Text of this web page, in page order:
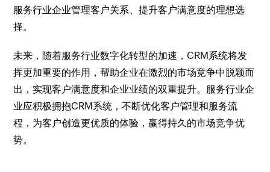
服务行业企业管理客户关系、提升客户满意度的理想选
择。
未来，随着服务行业数字化转型的加速，CRM系统将发
挥更加重要的作用，帮助企业在激烈的市场竞争中脱颖而
出，实现客户满意度和企业业绩的双重提升。服务行业企
业应积极拥抱CRM系统，不断优化客户管理和服务流
程，为客户创造更优质的体验，赢得持久的市场竞争优
势。